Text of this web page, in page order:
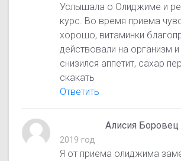
Услышала о Олиджиме и
курс. Во время приема
хорошо, витаминки
действовали на организм
снизился аппетит, сахар
скакать
Ответить
Алисия Боровец
2019 год
Я от приема олиджима